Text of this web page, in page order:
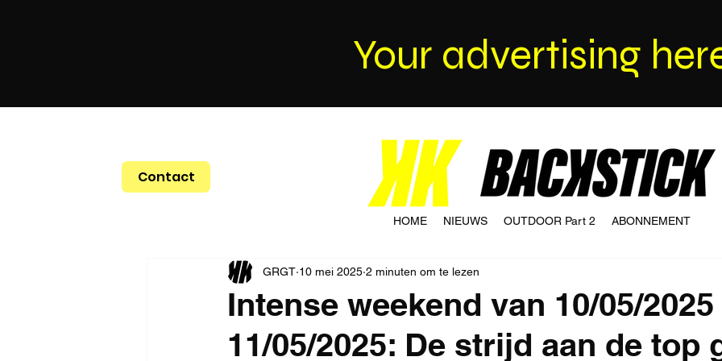
Your advertising
Contact
HOME NIEUWS OUTDOOR Part 2 ABONNEMENT
Intense weekend van 10/05/2025
11/05/2025: De strijd aan de top
GRGT 10 mei 2025 2 minuten om te lezen